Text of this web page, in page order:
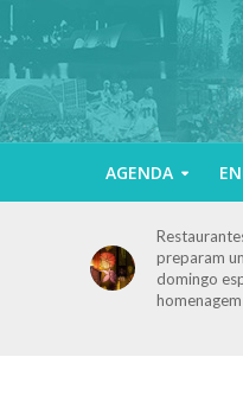
AGENDA
preparam
domingo